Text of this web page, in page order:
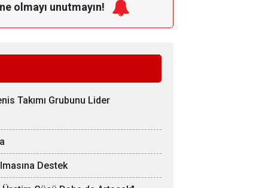
olmayı unutmayın!
Takımı Grubunu Lider
Destek